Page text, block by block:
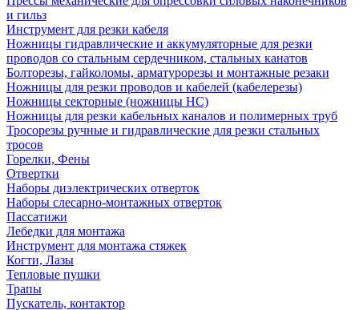
и гильз
Инструмент для резки кабеля
Ножницы гидравлические и аккумуляторные для резки
проводов со стальным сердечником, стальных канатов
Болторезы, гайколомы, арматурорезы и монтажные резаки
Ножницы для резки проводов и кабелей (кабелерезы)
Ножницы секторные (ножницы НС)
Ножницы для резки кабельных каналов и полимерных труб
Тросорезы ручные и гидравлические для резки стальных
тросов
Горелки, Фены
Отвертки
Наборы диэлектрических отверток
Наборы слесарно-монтажных отверток
Пассатижи
Лебедки для монтажа
Инструмент для монтажа стяжек
Когти, Лазы
Тепловые пушки
Трапы
Пускатель, контактор